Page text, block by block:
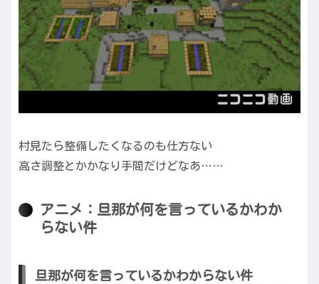
村見たら整備したくなるのも仕方ない
高さ調整とかかなり手間だけどなあ……
アニメ：旦那が何を言っているかわか
らない件
旦那が何を言っているかわからない件